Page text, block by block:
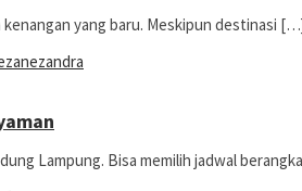
kenangan yang baru. Meskipun destinasi
Lampung. Bisa memilih jadwal